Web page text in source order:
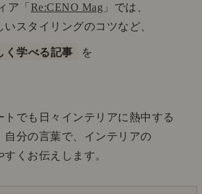
ア「 Re:CENO Mag 」では、
スタイリングのコツなど、
く学べる記事 を
トでも日々インテリアに熱中する
自分の言葉で、インテリアの
くお伝えします。